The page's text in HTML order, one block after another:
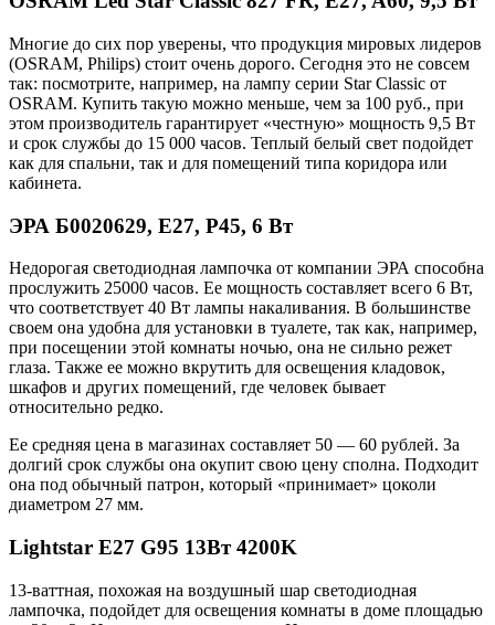
Многие до сих пор уверены, что продукция мировых лидеров
(OSRAM, Philips) стоит очень дорого. Сегодня это не совсем
так: посмотрите, например, на лампу серии Star Classic от
OSRAM. Купить такую можно меньше, чем за 100 руб., при
этом производитель гарантирует «честную» мощность 9,5 Вт
и срок службы до 15 000 часов. Теплый белый свет подойдет
как для спальни, так и для помещений типа коридора или
кабинета.
ЭРА Б0020629, E27, P45, 6 Вт
Недорогая светодиодная лампочка от компании ЭРА способна
прослужить 25000 часов. Ее мощность составляет всего 6 Вт,
что соответствует 40 Вт лампы накаливания. В большинстве
своем она удобна для установки в туалете, так как, например,
при посещении этой комнаты ночью, она не сильно режет
глаза. Также ее можно вкрутить для освещения кладовок,
шкафов и других помещений, где человек бывает
относительно редко.
Ее средняя цена в магазинах составляет 50 — 60 рублей. За
долгий срок службы она окупит свою цену сполна. Подходит
она под обычный патрон, который «принимает» цоколи
диаметром 27 мм.
Lightstar E27 G95 13Вт 4200K
13-ваттная, похожая на воздушный шар светодиодная
лампочка, подойдет для освещения комнаты в доме площадью